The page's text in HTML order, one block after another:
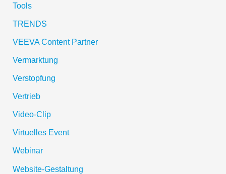
Tools
TRENDS
VEEVA Content Partner
Vermarktung
Verstopfung
Vertrieb
Video-Clip
Virtuelles Event
Webinar
Website-Gestaltung